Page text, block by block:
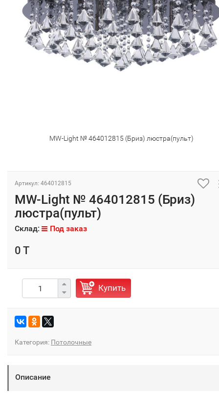
MW-Light № 464012815 (Бриз) люстра(пульт)
Артикул: 464012815
MW-Light № 464012815 (Бриз)
люстра(пульт)
Склад: Под заказ
0 T
Купить
Категория: Потолочные
Описание